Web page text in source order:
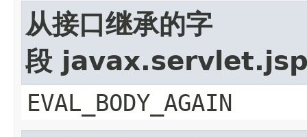
从接口继承的字
段
EVAL_BODY_AGAIN